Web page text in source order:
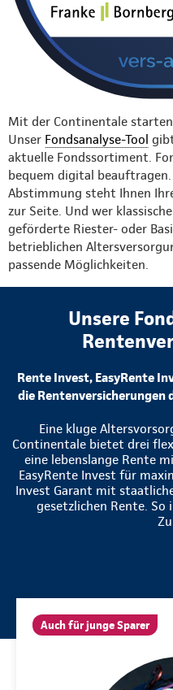
Mit der Continentale
Unser Fondsanalyse-Tool
aktuelle Fondssortiment.
bequem digital
Abstimmung steht Ihnen
zur Seite. Und wer
geförderte Riester- oder
betrieblichen
passende Möglichkeiten.
Unsere
Rente Invest, EasyRente
die Rentenversicherungen
Eine kluge
Continentale bietet drei
eine lebenslange Rente
EasyRente Invest für
Invest Garant mit
gesetzlichen Rente. So
Auch für junge Sparer